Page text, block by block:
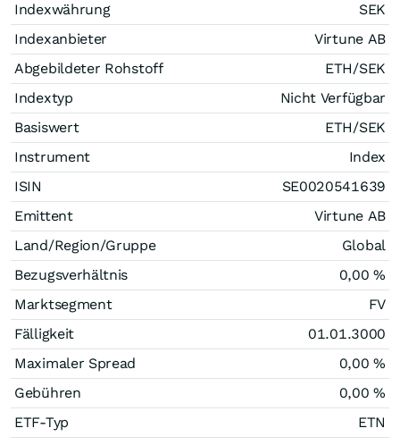
Indexwährung
SEK
Indexanbieter
Virtune AB
Abgebildeter Rohstoff
ETH/SEK
Indextyp
Nicht Verfügbar
Basiswert
ETH/SEK
Instrument
Index
ISIN
SE0020541639
Emittent
Virtune AB
Land/Region/Gruppe
Global
Bezugsverhältnis
0,00 %
Marktsegment
FV
Fälligkeit
01.01.3000
Maximaler Spread
0,00 %
Gebühren
0,00 %
ETF-Typ
ETN